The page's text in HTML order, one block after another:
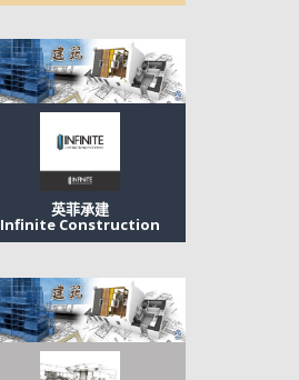
英菲承建
Infinite Construction